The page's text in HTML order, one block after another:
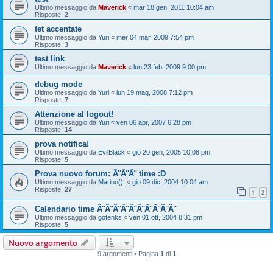
Ultimo messaggio da Maverick « mar 18 gen, 2011 10:04 am
Risposte: 2
tet accentate
Ultimo messaggio da Yuri « mer 04 mar, 2009 7:54 pm
Risposte: 3
test link
Ultimo messaggio da Maverick « lun 23 feb, 2009 9:00 pm
debug mode
Ultimo messaggio da Yuri « lun 19 mag, 2008 7:12 pm
Risposte: 7
Attenzione al logout!
Ultimo messaggio da Yuri « ven 06 apr, 2007 6:28 pm
Risposte: 14
prova notifica!
Ultimo messaggio da EvilBlack « gio 20 gen, 2005 10:08 pm
Risposte: 5
Prova nuovo forum: Ã¨Ã¨Ã¨ time :D
Ultimo messaggio da Marino(); « gio 09 dic, 2004 10:04 am
Risposte: 27 1 2
Calendario time Ã¨Ã¨Ã¨Ã¨Ã¨Ã¨Ã¨Ã¨Ã¨Ã¨
Ultimo messaggio da gotenks « ven 01 ott, 2004 8:31 pm
Risposte: 5
Nuovo argomento
9 argomenti • Pagina 1 di 1